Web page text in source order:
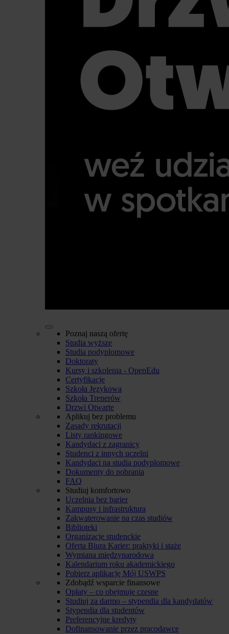
Poznaj naszą ofertę
Studia wyższe
Studia podyplomowe
Doktoraty
Kursy i szkolenia - OpenEdu
Certyfikacje
Szkoła Językowa
Szkoła Trenerów
Drzwi Otwarte
Aplikuj bez problemu
Zasady rekrutacji
Listy rankingowe
Kandydaci z zagranicy
Studenci z innych uczelni
Kandydaci na studia podyplomowe
Dokumenty do pobrania
FAQ
Studiuj komfortowo
Uczelnia bez barier
Kampusy i infrastruktura
Zakwaterowanie na czas studiów
Biblioteki
Organizacje studenckie
Oferta Biura Karier: praktyki i staże
Wymiana międzynarodowa
Kalendarium roku akademickiego
Pobierz aplikację Mój USWPS
Zdobądź wsparcie finansowe
Opłaty – co obejmuje czesne
Studiuj za darmo – stypendia dla kandydatów
Stypendia dla studentów
Preferencyjne kredyty
Dofinansowanie przez pracodawcę